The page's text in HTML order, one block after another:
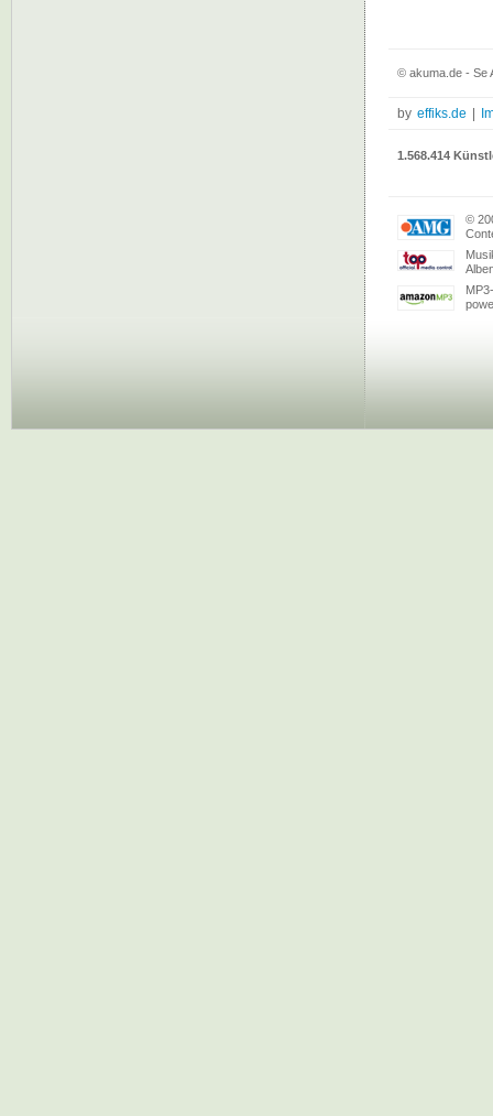
© akuma.de - Se
by effiks.de
1.568.414
©